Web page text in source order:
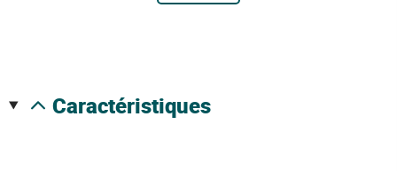
caractéristiques